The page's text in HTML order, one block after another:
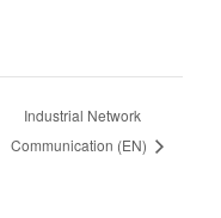
Industrial Network
Communication (EN)